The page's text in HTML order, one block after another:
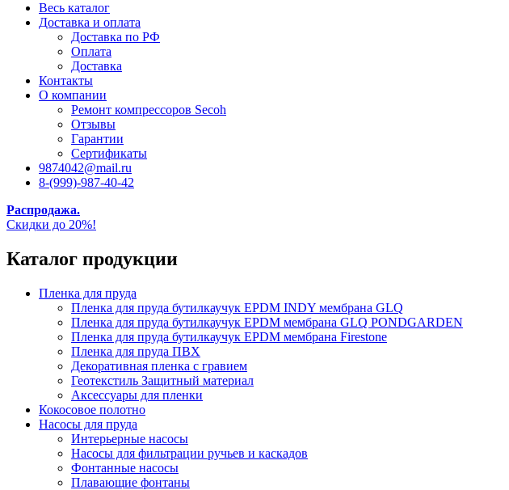
Весь каталог
Доставка и оплата
Доставка по РФ
Оплата
Доставка
Контакты
О компании
Ремонт компрессоров Secoh
Отзывы
Гарантии
Сертификаты
9874042@mail.ru
8-(999)-987-40-42
Распродажа.
Скидки до 20%!
Каталог продукции
Пленка для пруда
Пленка для пруда бутилкаучук EPDM INDY мембрана GLQ
Пленка для пруда бутилкаучук EPDM мембрана GLQ PONDGARDEN
Пленка для пруда бутилкаучук EPDM мембрана Firestone
Пленка для пруда ПВХ
Декоративная пленка с гравием
Геотекстиль Защитный материал
Аксессуары для пленки
Кокосовое полотно
Насосы для пруда
Интерьерные насосы
Насосы для фильтрации ручьев и каскадов
Фонтанные насосы
Плавающие фонтаны